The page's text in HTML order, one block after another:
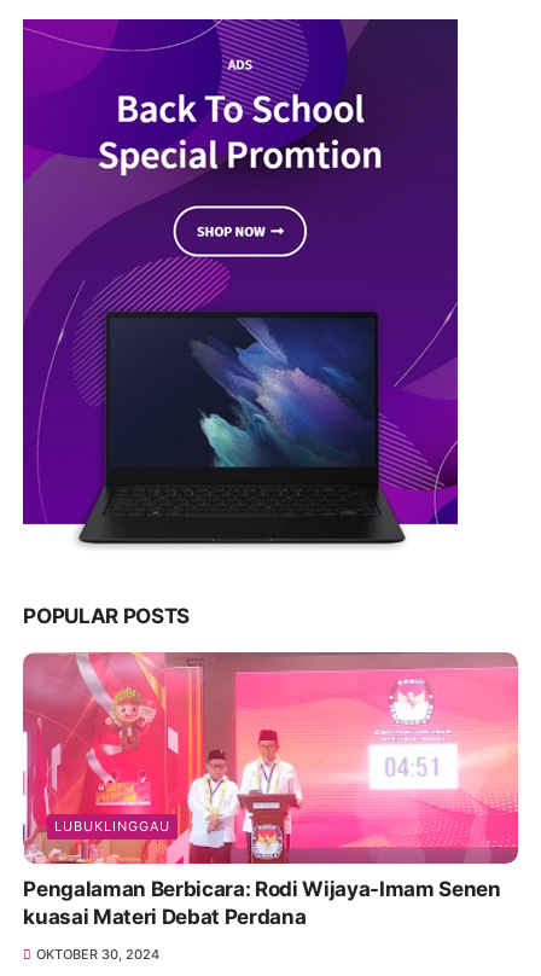
POPULAR POSTS
LUBUKLINGGAU
Pengalaman Berbicara: Rodi Wijaya-Imam Senen
kuasai Materi Debat Perdana
OKTOBER 30, 2024